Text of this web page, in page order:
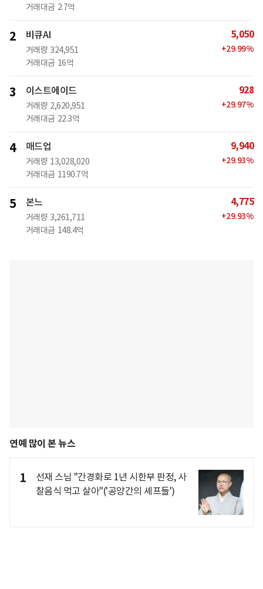
거래대금 2.7억
2 비큐AI
거래량 324,951
거래대금 16억
5,050
+29.99%
3 이스트에이드
거래량 2,620,951
거래대금 22.3억
928
+29.97%
4 매드업
거래량 13,028,020
거래대금 1190.7억
9,940
+29.93%
5 본느
거래량 3,261,711
거래대금 148.4억
4,775
+29.93%
연예 많이 본 뉴스
1
선재 스님 "간경화로 1년 시한부 판정, 사
찰음식 먹고 살아"('공양간의 셰프들')